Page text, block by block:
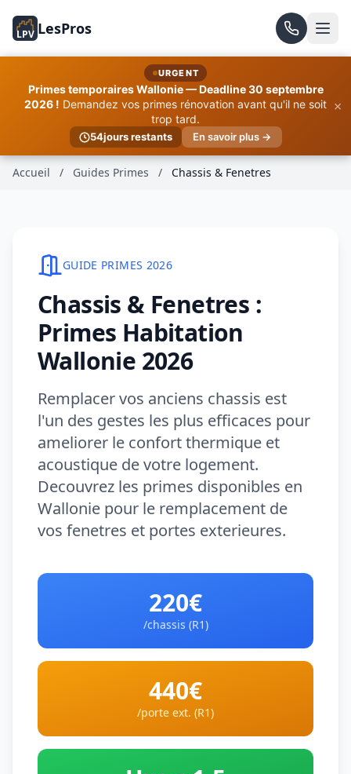
LPV LesPros
URGENT
Primes temporaires Wallonie — Deadline 30 septembre
2026 ! Demandez vos primes rénovation avant qu'il ne soit
trop tard.
54jours restants En savoir plus →
×
Accueil / Guides Primes / Chassis & Fenetres
GUIDE PRIMES 2026
Chassis & Fenetres :
Primes Habitation
Wallonie 2026
Remplacer vos anciens chassis est
l'un des gestes les plus efficaces pour
ameliorer le confort thermique et
acoustique de votre logement.
Decouvrez les primes disponibles en
Wallonie pour le remplacement de
vos fenetres et portes exterieures.
220€
/chassis (R1)
440€
/porte ext. (R1)